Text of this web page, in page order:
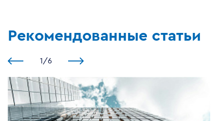
Рекомендованные статьи
1 /6